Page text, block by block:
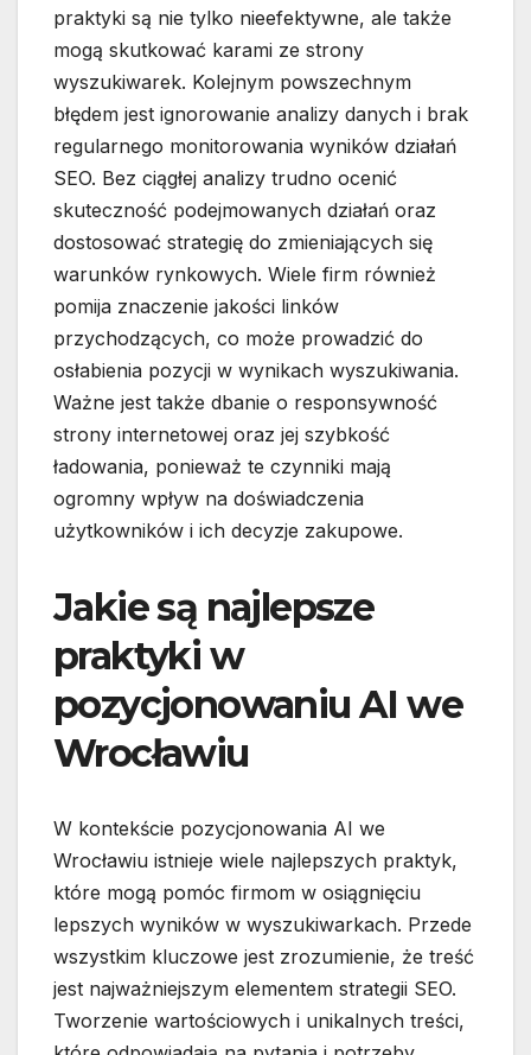
praktyki są nie tylko nieefektywne, ale także
mogą skutkować karami ze strony
wyszukiwarek. Kolejnym powszechnym
błędem jest ignorowanie analizy danych i brak
regularnego monitorowania wyników działań
SEO. Bez ciągłej analizy trudno ocenić
skuteczność podejmowanych działań oraz
dostosować strategię do zmieniających się
warunków rynkowych. Wiele firm również
pomija znaczenie jakości linków
przychodzących, co może prowadzić do
osłabienia pozycji w wynikach wyszukiwania.
Ważne jest także dbanie o responsywność
strony internetowej oraz jej szybkość
ładowania, ponieważ te czynniki mają
ogromny wpływ na doświadczenia
użytkowników i ich decyzje zakupowe.
Jakie są najlepsze
praktyki w
pozycjonowaniu AI we
Wrocławiu
W kontekście pozycjonowania AI we
Wrocławiu istnieje wiele najlepszych praktyk,
które mogą pomóc firmom w osiągnięciu
lepszych wyników w wyszukiwarkach. Przede
wszystkim kluczowe jest zrozumienie, że treść
jest najważniejszym elementem strategii SEO.
Tworzenie wartościowych i unikalnych treści,